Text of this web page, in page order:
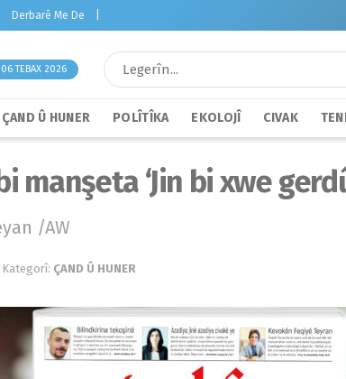
Derbarê Me De
06 TEBAX 2026
ÇAND Û HUNER POLÎTÎKA EKOLOJÎ CIVAK
manşeta ‘Jin bi xwe
/AW
Kategorî: ÇAND Û HUNER